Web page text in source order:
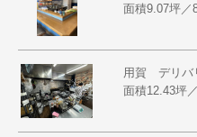
面積9.07坪／
用賀 デリバ
面積12.43坪